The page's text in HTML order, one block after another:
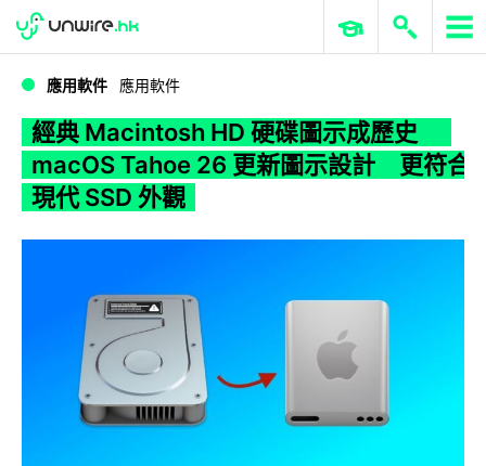
WWDC 2026 ERP 與商業 AI
應用軟件 應用軟件
經典 Macintosh HD 硬碟圖示成歷史
macOS Tahoe 26 更新圖示設計 更符合
現代 SSD 外觀